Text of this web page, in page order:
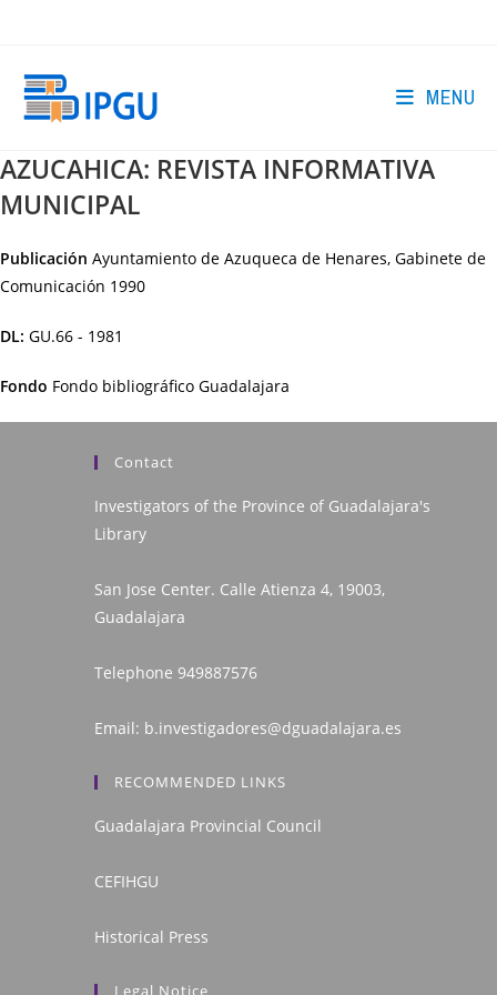
MENU
AZUCAHICA: REVISTA INFORMATIVA
MUNICIPAL
Publicación Ayuntamiento de Azuqueca de Henares, Gabinete de
Comunicación 1990
DL: GU.66 - 1981
Fondo Fondo bibliográfico Guadalajara
Contact
Investigators of the Province of Guadalajara's
Library
San Jose Center. Calle Atienza 4, 19003,
Guadalajara
Telephone 949887576
Email: b.investigadores@dguadalajara.es
RECOMMENDED LINKS
Guadalajara Provincial Council
CEFIHGU
Historical Press
Legal Notice